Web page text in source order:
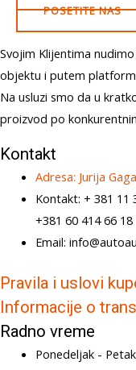
POSETITE NAS
Svojim Klijentima
objektu i putem
Na usluzi smo da u
proizvod po
Kontakt
Adresa: Jurija
Kontakt: + 381 11
+381 60 414 66
Email:
Pravila i uslovi
Informacije o
Radno vreme
Ponedeljak -